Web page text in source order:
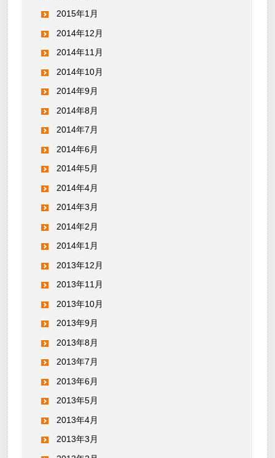
2015年1月
2014年12月
2014年11月
2014年10月
2014年9月
2014年8月
2014年7月
2014年6月
2014年5月
2014年4月
2014年3月
2014年2月
2014年1月
2013年12月
2013年11月
2013年10月
2013年9月
2013年8月
2013年7月
2013年6月
2013年5月
2013年4月
2013年3月